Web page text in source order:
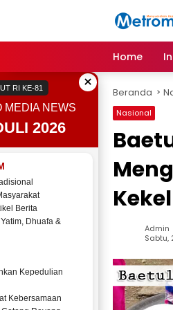
Home
×
RI KE-81
MEDIA NEWS
2026
Berita
Dhuafa &
Kepedulian
Kebersamaan
Beranda
Nasional
Admin
Sabtu,